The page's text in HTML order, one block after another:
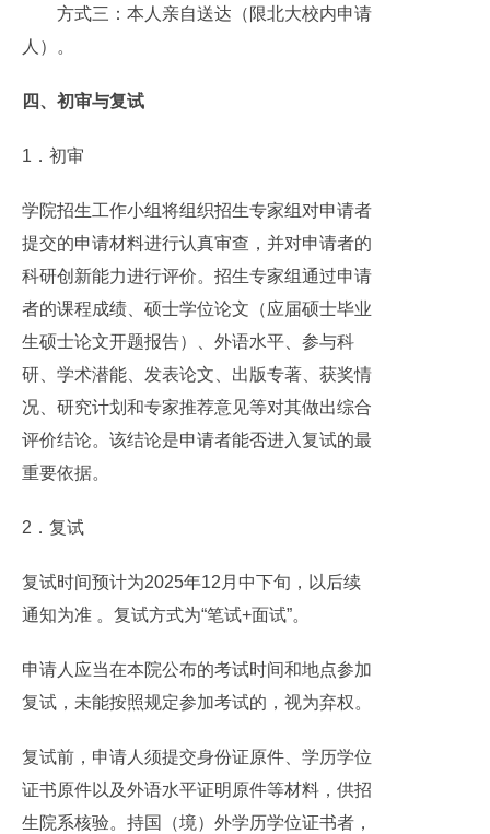
方式三：本人亲自送达（限北大校内申请
人）。
四、初审与复试
1．初审
学院招生工作小组将组织招生专家组对申请者
提交的申请材料进行认真审查，并对申请者的
科研创新能力进行评价。招生专家组通过申请
者的课程成绩、硕士学位论文（应届硕士毕业
生硕士论文开题报告）、外语水平、参与科
研、学术潜能、发表论文、出版专著、获奖情
况、研究计划和专家推荐意见等对其做出综合
评价结论。该结论是申请者能否进入复试的最
重要依据。
2．复试
复试时间预计为2025年12月中下旬，以后续
通知为准 。复试方式为“笔试+面试”。
申请人应当在本院公布的考试时间和地点参加
复试，未能按照规定参加考试的，视为弃权。
复试前，申请人须提交身份证原件、学历学位
证书原件以及外语水平证明原件等材料，供招
生院系核验。持国（境）外学历学位证书者，